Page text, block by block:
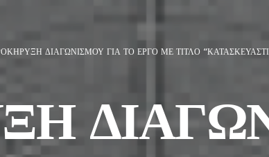
ΔΙΑΓΩΝΙΣΜΟΥ ΓΙΑ ΤΟ ΕΡΓΟ ΜΕ ΤΙΤΛΟ